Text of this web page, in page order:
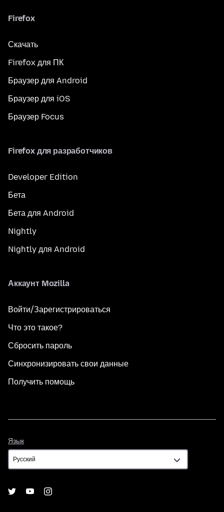
Firefox
Скачать
Firefox для ПК
Браузер для Android
Браузер для iOS
Браузер Focus
Firefox для разработчиков
Developer Edition
Бета
Бета для Android
Nightly
Nightly для Android
Аккаунт Mozilla
Войти/Зарегистрироваться
Что это такое?
Сбросить пароль
Синхронизировать свои данные
Получить помощь
Язык